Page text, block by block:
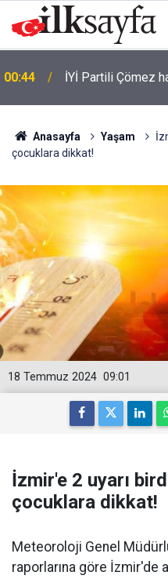
00:41 Otoyolda feci
Anasayfa Yaşam
çocuklara dikkat!
09:01
18 Temmuz 2024
İzmir'e 2 uyarı
çocuklara dikkat!
Meteoroloji Genel
raporlarına göre İzmir'de